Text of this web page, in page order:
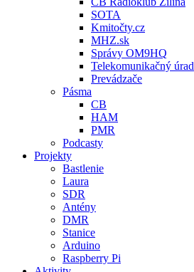
SOTA
Kmitočty.cz
MHZ.sk
Správy OM9HQ
Telekomunikačný úrad
Prevádzače
Pásma
CB
HAM
PMR
Podcasty
Projekty
Bastlenie
Laura
SDR
Antény
DMR
Stanice
Arduino
Raspberry Pi